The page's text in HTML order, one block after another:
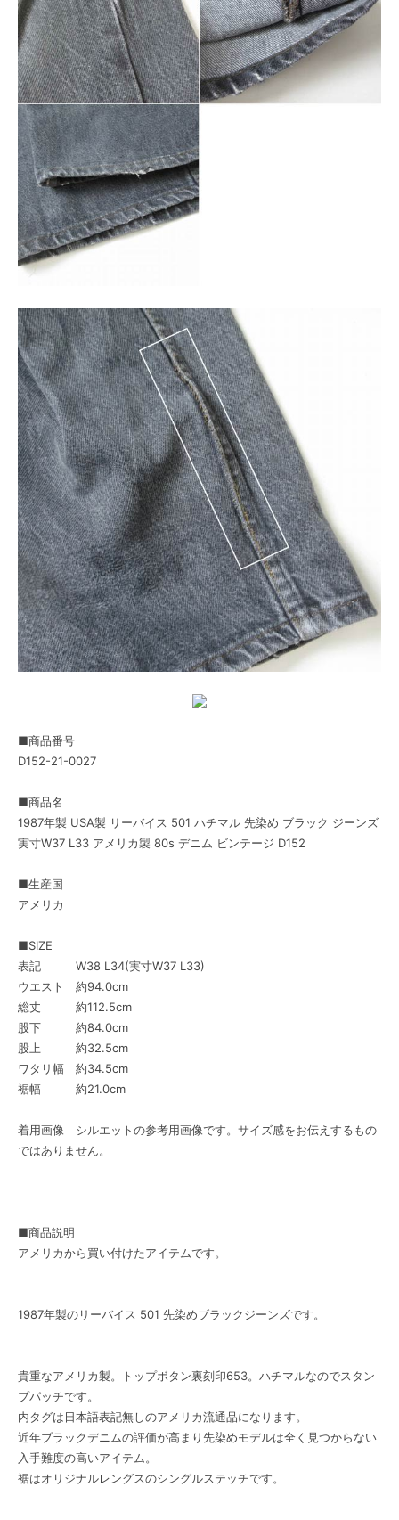
■商品番号
D152-21-0027
■商品名
1987年製 USA製 リーバイス 501 ハチマル 先染め ブラック ジーンズ
実寸W37 L33 アメリカ製 80s デニム ビンテージ D152
■生産国
アメリカ
■SIZE
表記 W38 L34(実寸W37 L33)
ウエスト 約94.0cm
総丈 約112.5cm
股下 約84.0cm
股上 約32.5cm
ワタリ幅 約34.5cm
裾幅 約21.0cm
着用画像 シルエットの参考用画像です。サイズ感をお伝えするもの
ではありません。
■商品説明
アメリカから買い付けたアイテムです。
1987年製のリーバイス 501 先染めブラックジーンズです。
貴重なアメリカ製。トップボタン裏刻印653。ハチマルなのでスタン
プパッチです。
内タグは日本語表記無しのアメリカ流通品になります。
近年ブラックデニムの評価が高まり先染めモデルは全く見つからない
入手難度の高いアイテム。
裾はオリジナルレングスのシングルステッチです。